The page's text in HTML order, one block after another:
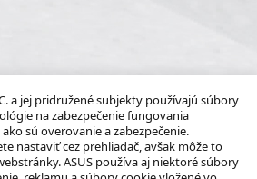
a jej pridružené subjekty používajú súbory
na zabezpečenie fungovania
sú overovanie a zabezpečenie.
nastaviť cez prehliadač, avšak môže to
ASUS používa aj niektoré súbory